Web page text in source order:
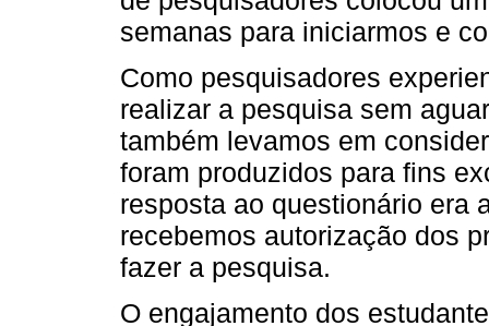
semanas para iniciarmos e
Como pesquisadores
realizar a pesquisa sem
também levamos em
foram produzidos para fins
resposta ao questionário era
recebemos autorização dos
fazer a pesquisa.
O engajamento dos